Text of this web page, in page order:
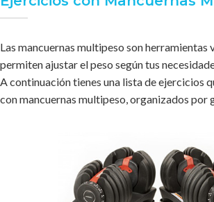
Las mancuernas multipeso son herramientas
permiten ajustar el peso según tus
A continuación tienes una lista de ejercicios
con mancuernas multipeso, organizados por